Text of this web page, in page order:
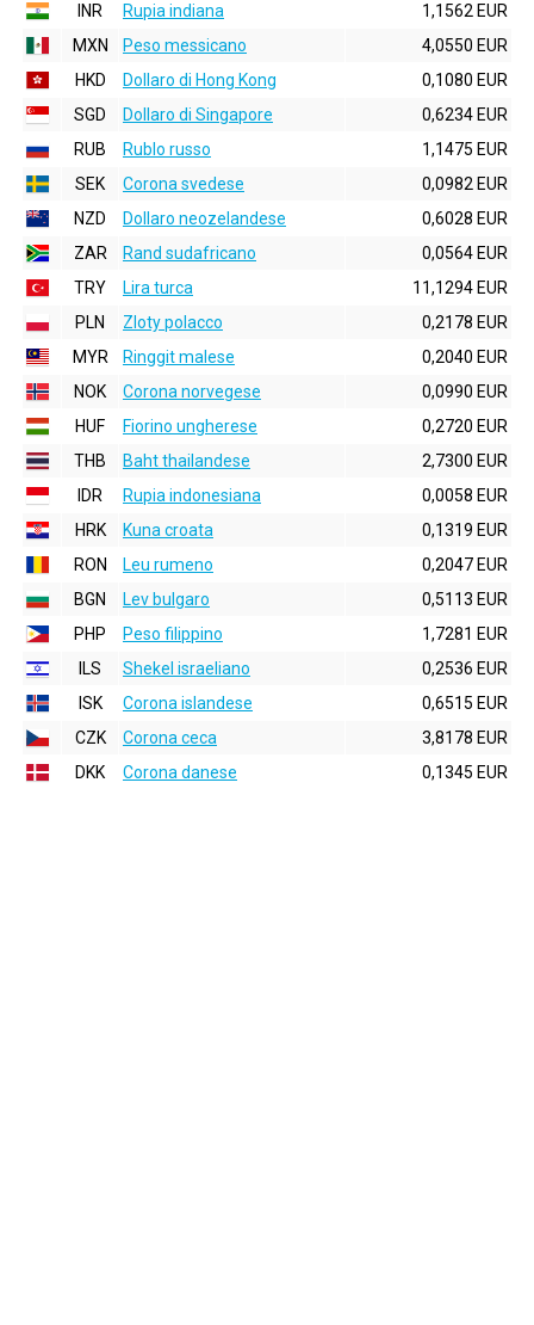
INR
Rupia indiana
1,1562 EUR
MXN
Peso messicano
4,0550 EUR
HKD
Dollaro di Hong Kong
0,1080 EUR
SGD
Dollaro di Singapore
0,6234 EUR
RUB
Rublo russo
1,1475 EUR
SEK
Corona svedese
0,0982 EUR
NZD
Dollaro neozelandese
0,6028 EUR
ZAR
Rand sudafricano
0,0564 EUR
TRY
Lira turca
11,1294 EUR
PLN
Zloty polacco
0,2178 EUR
MYR
Ringgit malese
0,2040 EUR
NOK
Corona norvegese
0,0990 EUR
HUF
Fiorino ungherese
0,2720 EUR
THB
Baht thailandese
2,7300 EUR
IDR
Rupia indonesiana
0,0058 EUR
HRK
Kuna croata
0,1319 EUR
RON
Leu rumeno
0,2047 EUR
BGN
Lev bulgaro
0,5113 EUR
PHP
Peso filippino
1,7281 EUR
ILS
Shekel israeliano
0,2536 EUR
ISK
Corona islandese
0,6515 EUR
CZK
Corona ceca
3,8178 EUR
DKK
Corona danese 0,1345 EUR